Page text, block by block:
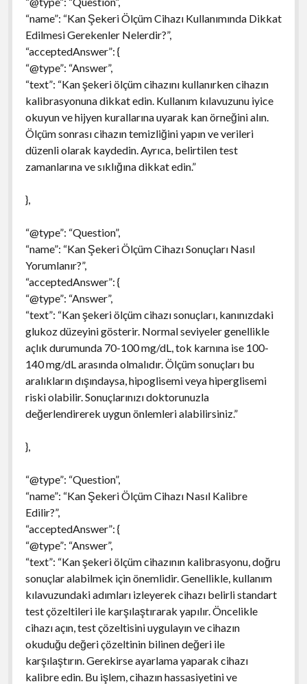
“name”: “Kan Şekeri Ölçüm Cihazı Kullanımında Dikkat
Edilmesi Gerekenler Nelerdir?”,
“acceptedAnswer”: {
“@type”: “Answer”,
“text”: “Kan şekeri ölçüm cihazını kullanırken cihazın
kalibrasyonuna dikkat edin. Kullanım kılavuzunu iyice
okuyun ve hijyen kurallarına uyarak kan örneğini alın.
Ölçüm sonrası cihazın temizliğini yapın ve verileri
düzenli olarak kaydedin. Ayrıca, belirtilen test
zamanlarına ve sıklığına dikkat edin.”
},
“@type”: “Question”,
“name”: “Kan Şekeri Ölçüm Cihazı Sonuçları Nasıl
Yorumlanır?”,
“acceptedAnswer”: {
“@type”: “Answer”,
“text”: “Kan şekeri ölçüm cihazı sonuçları, kanınızdaki
glukoz düzeyini gösterir. Normal seviyeler genellikle
açlık durumunda 70-100 mg/dL, tok karnına ise 100-
140 mg/dL arasında olmalıdır. Ölçüm sonuçları bu
aralıkların dışındaysa, hipoglisemi veya hiperglisemi
riski olabilir. Sonuçlarınızı doktorunuzla
değerlendirerek uygun önlemleri alabilirsiniz.”
},
“@type”: “Question”,
“name”: “Kan Şekeri Ölçüm Cihazı Nasıl Kalibre
Edilir?”,
“acceptedAnswer”: {
“@type”: “Answer”,
“text”: “Kan şekeri ölçüm cihazının kalibrasyonu, doğru
sonuçlar alabilmek için önemlidir. Genellikle, kullanım
kılavuzundaki adımları izleyerek cihazı belirli standart
test çözeltileri ile karşılaştırarak yapılır. Öncelikle
cihazı açın, test çözeltisini uygulayın ve cihazın
okuduğu değeri çözeltinin bilinen değeri ile
karşılaştırın. Gerekirse ayarlama yaparak cihazı
kalibre edin. Bu işlem, cihazın hassasiyetini ve